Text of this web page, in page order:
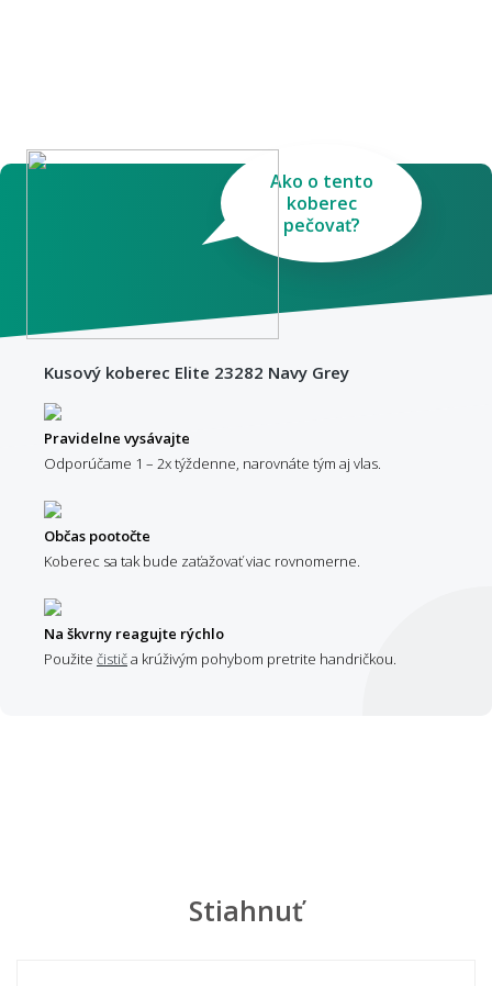
Ako o tento
koberec
pečovať?
Kusový koberec Elite 23282 Navy Grey
Pravidelne vysávajte
Odporúčame 1 – 2x týždenne, narovnáte tým aj vlas.
Občas pootočte
Koberec sa tak bude zaťažovať viac rovnomerne.
Na škvrny reagujte rýchlo
Použite čističa krúživým pohybom pretrite handričkou.
Stiahnuť